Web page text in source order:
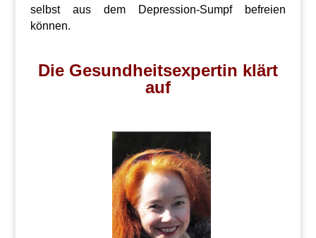
selbst aus dem Depression-Sumpf befreien
können.
Die Gesundheitsexpertin klärt
auf